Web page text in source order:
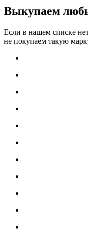
Выкупаем
Если в нашем списке
не покупаем такую